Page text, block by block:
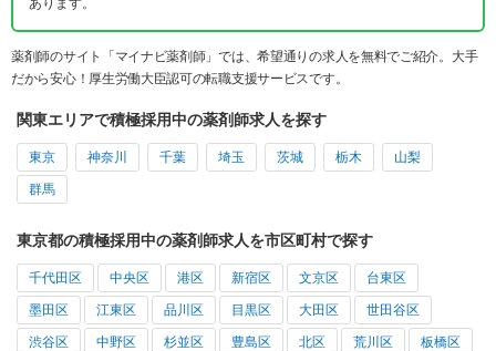
薬剤師のサイト「マイナビ薬剤師」では、希望通りの求人を無料でご紹介。大手
だから安心！厚生労働大臣認可の転職支援サービスです。
関東エリアで積極採用中の薬剤師求人を探す
東京 神奈川 千葉 埼玉 茨城 栃木 山梨
群馬
東京都の積極採用中の薬剤師求人を市区町村で探す
千代田区 中央区 港区 新宿区 文京区 台東区
墨田区 江東区 品川区 目黒区 大田区 世田谷区
渋谷区 中野区 杉並区 豊島区 北区 荒川区 板橋区